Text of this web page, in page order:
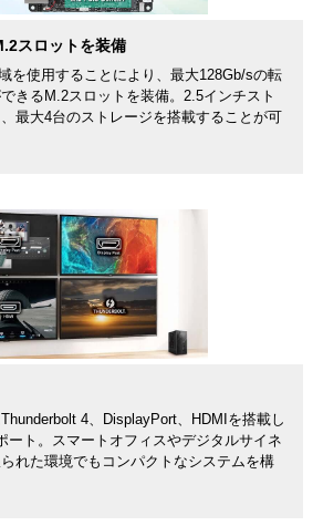
スロットを装備
を使用することにより、最大128Gb/sの転
きるM.2スロットを装備。2.5インチスト
最大4台のストレージを搭載することが可
4、DisplayPort、HDMIを搭載し
ート。スマートオフィスやデジタルサイネ
れた環境でもコンパクトなシステムを構